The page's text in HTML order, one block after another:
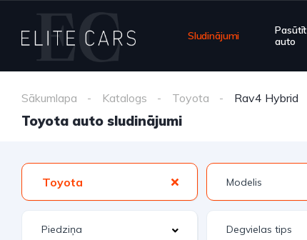
Sludinājumi
Pasūtīt
auto
Sākumlapa Katalogs Toyota Rav4 Hybrid
Toyota auto sludinājumi
Toyota